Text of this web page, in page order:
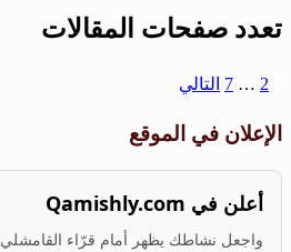
تعدد صفحات المقالات
2
…
7 التالي
الإعلان في الموقع
أعلن في Qamishly.com
واجعل نشاطك يظهر أمام قرّاء القامشلي